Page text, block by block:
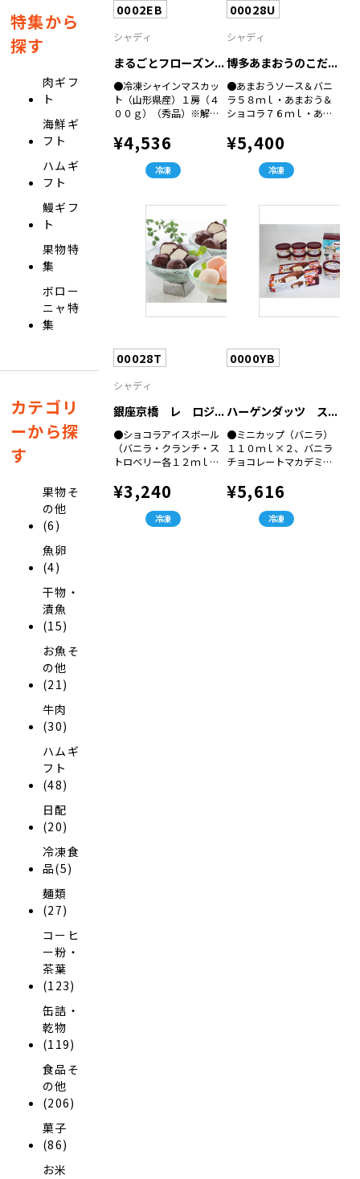
特集から
探す
肉ギフ
ト
海鮮ギ
フト
ハムギ
フト
鰻ギフ
ト
果物特
集
ボロー
ニャ特
集
カテゴリ
ーから探
す
果物そ
の他
(6)
魚卵
(4)
干物・
漬魚
(15)
お魚そ
の他
(21)
牛肉
(30)
ハムギ
フト
(48)
日配
(20)
冷凍食
品(5)
麺類
(27)
コーヒ
ー粉・
茶葉
(123)
缶詰・
乾物
(119)
食品そ
の他
(206)
菓子
(86)
お米
0002EB
シャディ
まるごとフローズン...
●冷凍シャインマスカッ
ト（山形県産）１房（４
００ｇ）（秀品）※解凍
ください
¥4,536
冷凍
00028U
シャディ
博多あまおうのこだ...
●あまおうソース＆バニ
ラ５８ｍｌ・あまおう＆
ショコラ７６ｍｌ・あま
ｍｌ・あまおうシャーベ
ット７８ｍｌ×各３（計
¥5,400
冷凍
00028T
シャディ
銀座京橋 レ ロジ...
●ショコラアイスボール
（バニラ・クランチ・ス
トロベリー各１２ｍｌ）
¥3,240
冷凍
0000YB
ハーゲンダッツ ス...
●ミニカップ（バニラ）
１１０ｍｌ×２、バニラ
チョコレートマカデミア
アソート（バニラ・スト
ロベリー・クッキー＆ク
リーム各７０ｍｌ×２）
¥5,616
冷凍